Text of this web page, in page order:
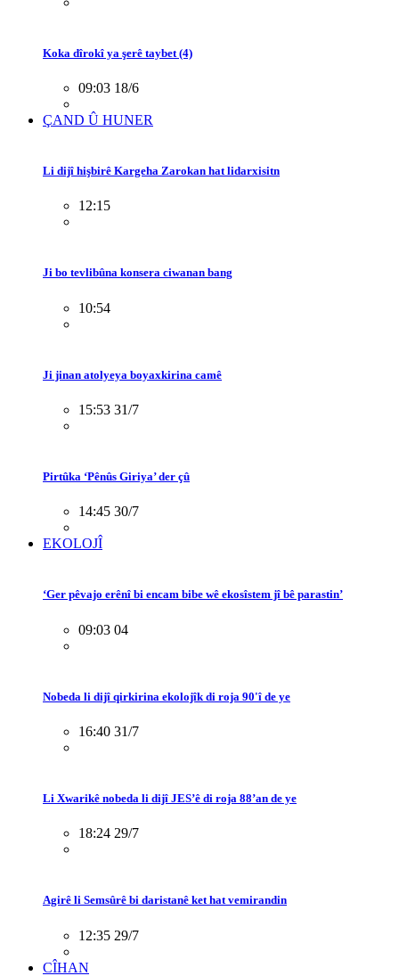
Koka dîrokî ya şerê taybet (4)
09:03 18/6
ÇAND Û HUNER
Li dijî hişbirê Kargeha Zarokan hat lidarxisitn
12:15
Ji bo tevlibûna konsera ciwanan bang
10:54
Ji jinan atolyeya boyaxkirina camê
15:53 31/7
Pirtûka ‘Pênûs Giriya’ der çû
14:45 30/7
EKOLOJÎ
‘Ger pêvajo erênî bi encam bibe wê ekosîstem jî bê parastin’
09:03 04
Nobeda li dijî qirkirina ekolojîk di roja 90'î de ye
16:40 31/7
Li Xwarikê nobeda li dijî JES’ê di roja 88’an de ye
18:24 29/7
Agirê li Semsûrê bi daristanê ket hat vemirandin
12:35 29/7
CÎHAN